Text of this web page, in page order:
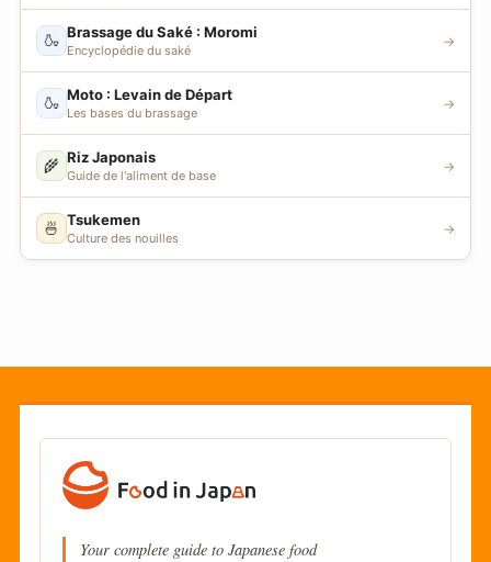
🍶 Brassage du Saké : Moromi
Encyclopédie du saké
→
🍶 Moto : Levain de Départ
Les bases du brassage
→
🌾 Riz Japonais
Guide de l'aliment de base
→
🍜 Tsukemen
Culture des nouilles
→
Your complete guide to Japanese food